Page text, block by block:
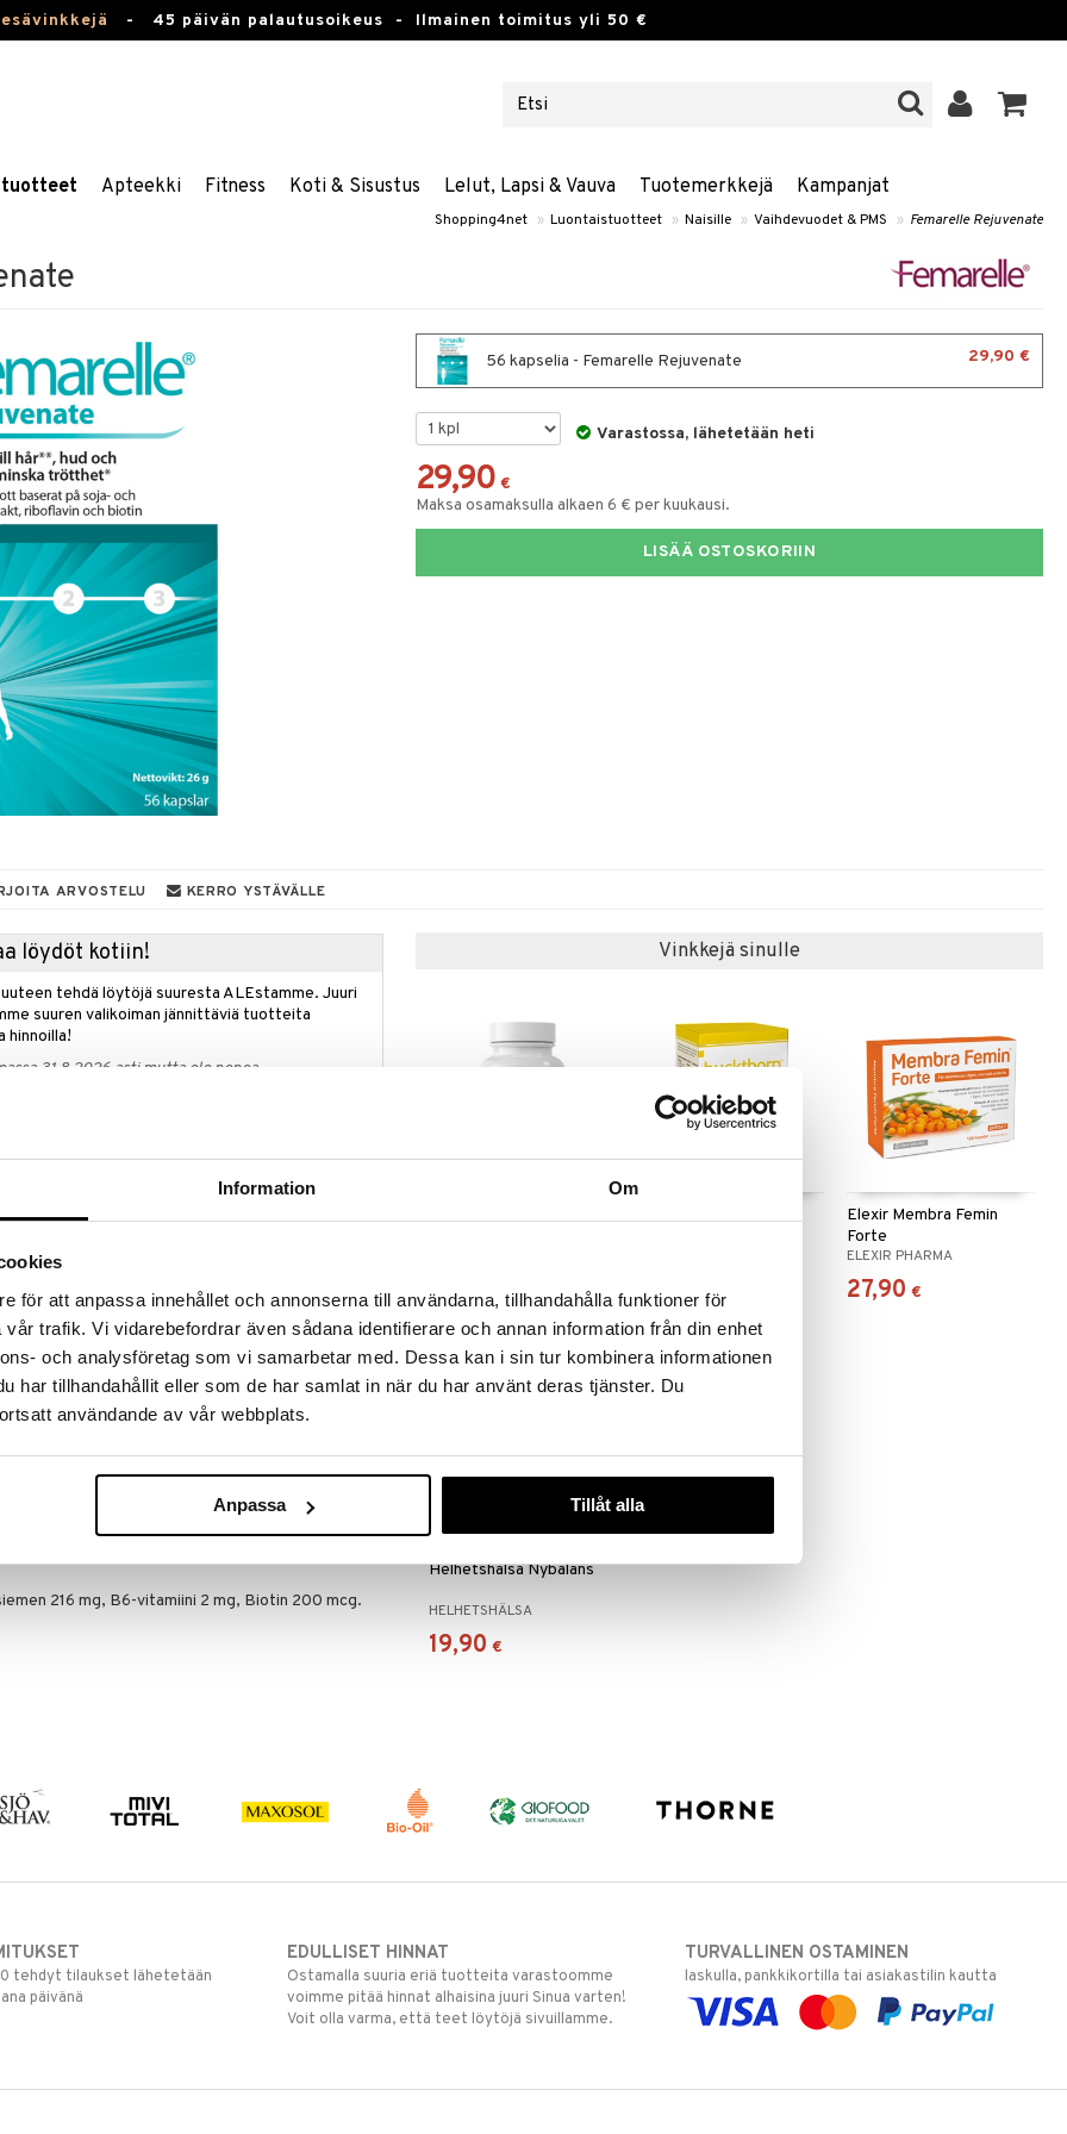
Information Om
för att anpassa innehållet och annonserna till användarna, tillhandahålla funktioner för
trafik. Vi vidarebefordrar även sådana identifierare och annan information från din enhet
och analysföretag som vi samarbetar med. Dessa kan i sin tur kombinera informationen
har tillhandahållit eller som de har samlat in när du har använt deras tjänster. Du
användande av vår webbplats.
Anpassa Tillåt alla
- 45 päivän palautusoikeus - Ilmainen toimitus yli 50 €
Apteekki Fitness Koti & Sisustus Lelut, Lapsi & Vauva Tuotemerkkejä Kampanjat
Shopping4net » Luontaistuotteet » Naisille » Vaihdevuodet & PMS » Femarelle Rejuvenate
56 kapselia - Femarelle Rejuvenate 29,90 €
Varastossa, lähetetään heti
29,90 €
Maksa osamaksulla alkaen 6 € per kuukausi.
LISÄÄ OSTOSKORIIN
ARVOSTELU KERRO YSTÄVÄLLE
löydöt kotiin!
tehdä löytöjä suuresta ALEstamme. Juuri
suuren valikoiman jännittäviä tuotteita
hinnoilla!
31.8.2026 asti mutta ole nopea -
ovat alkamassa, lisäten elämänlaatua.
tuottavat runsaasti estrogeeniä, jota
munasoluja saa estrogeenitasot vähitellen
useat naiset kokevat erilaisia vaivoja kuten
ja olla vaihtelevia vaikeustasoltaan.
kuten nukkumisvaikeudet, rauhattomuus,
ja vaihdevuodet johtavat huonontuneeseen
heikkenemisen riskiin.
10 vuotta ja sisältää erikoisvalmisteista soija.
ja iltaisin. Voidaan ottaa ravinnon kanssa tai ilman.
216 mg, B6-vitamiini 2 mg, Biotin 200 mcg.
Vinkkejä sinulle
19 € 31,90 €
Elexir Membra Femin
Forte
ELEXIR PHARMA
27,90 €
Helhetshälsa Nybalans
HELHETSHÄLSA
19,90 €
tehdyt tilaukset lähetetään
päivänä
EDULLISET HINNAT
Ostamalla suuria eriä tuotteita varastoomme
voimme pitää hinnat alhaisina juuri Sinua varten!
Voit olla varma, että teet löytöjä sivuillamme.
TURVALLINEN OSTAMINEN
laskulla, pankkikortilla tai asiakastilin kautta